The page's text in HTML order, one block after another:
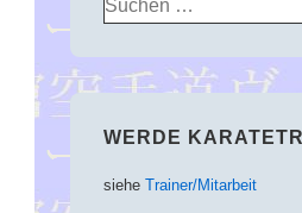
nach:
WERDE
siehe Trainer/Mitarbeit